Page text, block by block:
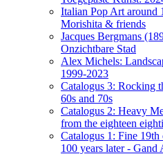
Italian Pop Art
Morishita & friends
Jacques Bergmans
Onzichtbare Stad
Alex Michels:
1999-2023
Catalogus 3: Rocking
60s and 70s
Catalogus 2: Heavy
from the eighteen
Catalogus 1: Fine
100 years later - Gand